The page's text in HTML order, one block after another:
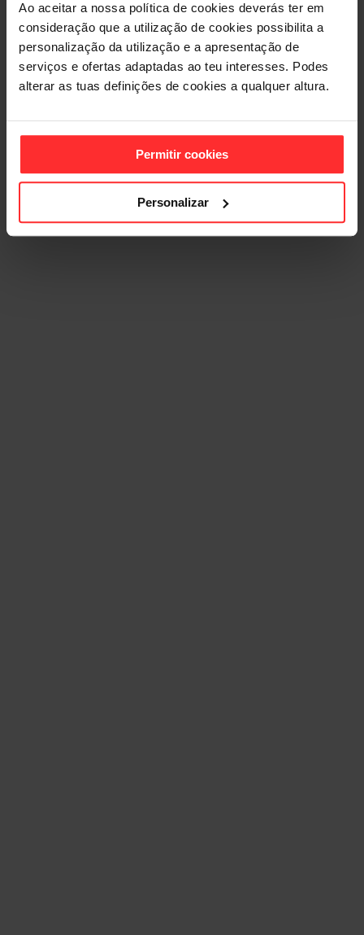
Ao aceitar a nossa política de cookies deverás ter em
consideração que a utilização de cookies possibilita a
personalização da utilização e a apresentação de
serviços e ofertas adaptadas ao teu interesses. Podes
alterar as tuas definições de cookies a qualquer altura.
Permitir cookies
Personalizar